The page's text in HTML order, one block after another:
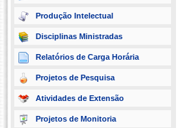
Produção Intelectual
Disciplinas Ministradas
Relatórios de Carga Horária
Projetos de Pesquisa
Atividades de Extensão
Projetos de Monitoria